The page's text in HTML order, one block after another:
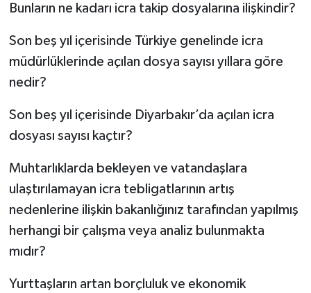
Bunların ne kadarı icra takip dosyalarına ilişkindir?
Son beş yıl içerisinde Türkiye genelinde icra
müdürlüklerinde açılan dosya sayısı yıllara göre
nedir?
Son beş yıl içerisinde Diyarbakır’da açılan icra
dosyası sayısı kaçtır?
Muhtarlıklarda bekleyen ve vatandaşlara
ulaştırılamayan icra tebligatlarının artış
nedenlerine ilişkin bakanlığınız tarafından yapılmış
herhangi bir çalışma veya analiz bulunmakta
mıdır?
Yurttaşların artan borçluluk ve ekonomik